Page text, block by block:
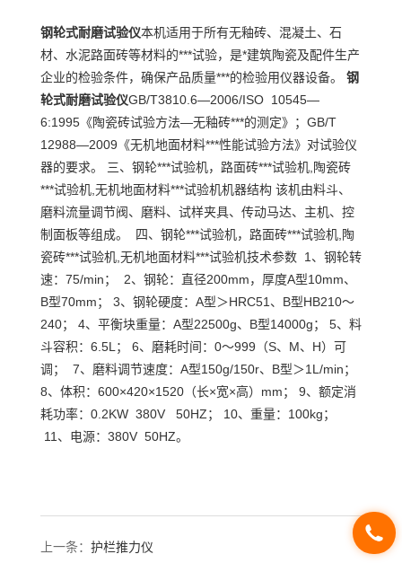
钢轮式耐磨试验仪本机适用于所有无釉砖、混凝土、石
材、水泥路面砖等材料的***试验，是*建筑陶瓷及配件生产
企业的检验条件，确保产品质量***的检验用仪器设备。 钢
轮式耐磨试验仪GB/T3810.6—2006/ISO 10545—
6:1995《陶瓷砖试验方法—无釉砖***的测定》；GB/T
12988—2009《无机地面材料***性能试验方法》对试验仪
器的要求。 三、钢轮***试验机，路面砖***试验机,陶瓷砖
***试验机,无机地面材料***试验机机器结构 该机由料斗、
磨料流量调节阀、磨料、试样夹具、传动马达、主机、控
制面板等组成。 四、钢轮***试验机，路面砖***试验机,陶
瓷砖***试验机,无机地面材料***试验机技术参数 1、钢轮转
速：75/min； 2、钢轮：直径200mm，厚度A型10mm、
B型70mm； 3、钢轮硬度：A型＞HRC51、B型HB210～
240； 4、平衡块重量：A型22500g、B型14000g； 5、料
斗容积：6.5L； 6、磨耗时间：0～999（S、M、H）可
调； 7、磨料调节速度：A型150g/150r、B型＞1L/min；
8、体积：600×420×1520（长×宽×高）mm； 9、额定消
耗功率：0.2KW 380V 50HZ； 10、重量：100kg；
11、电源：380V 50HZ。
上一条： 护栏推力仪